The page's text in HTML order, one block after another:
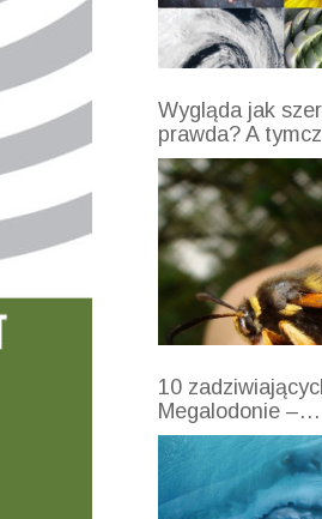
Wygląda jak
prawda? A
10
Megalodonie –…